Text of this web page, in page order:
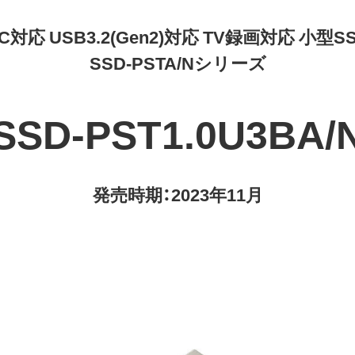
対応 USB3.2(Gen2)対応 TV録画対応 小型
SSD-PSTA/Nシリーズ
PST1.0U3BA/
発売時期：2023年11月